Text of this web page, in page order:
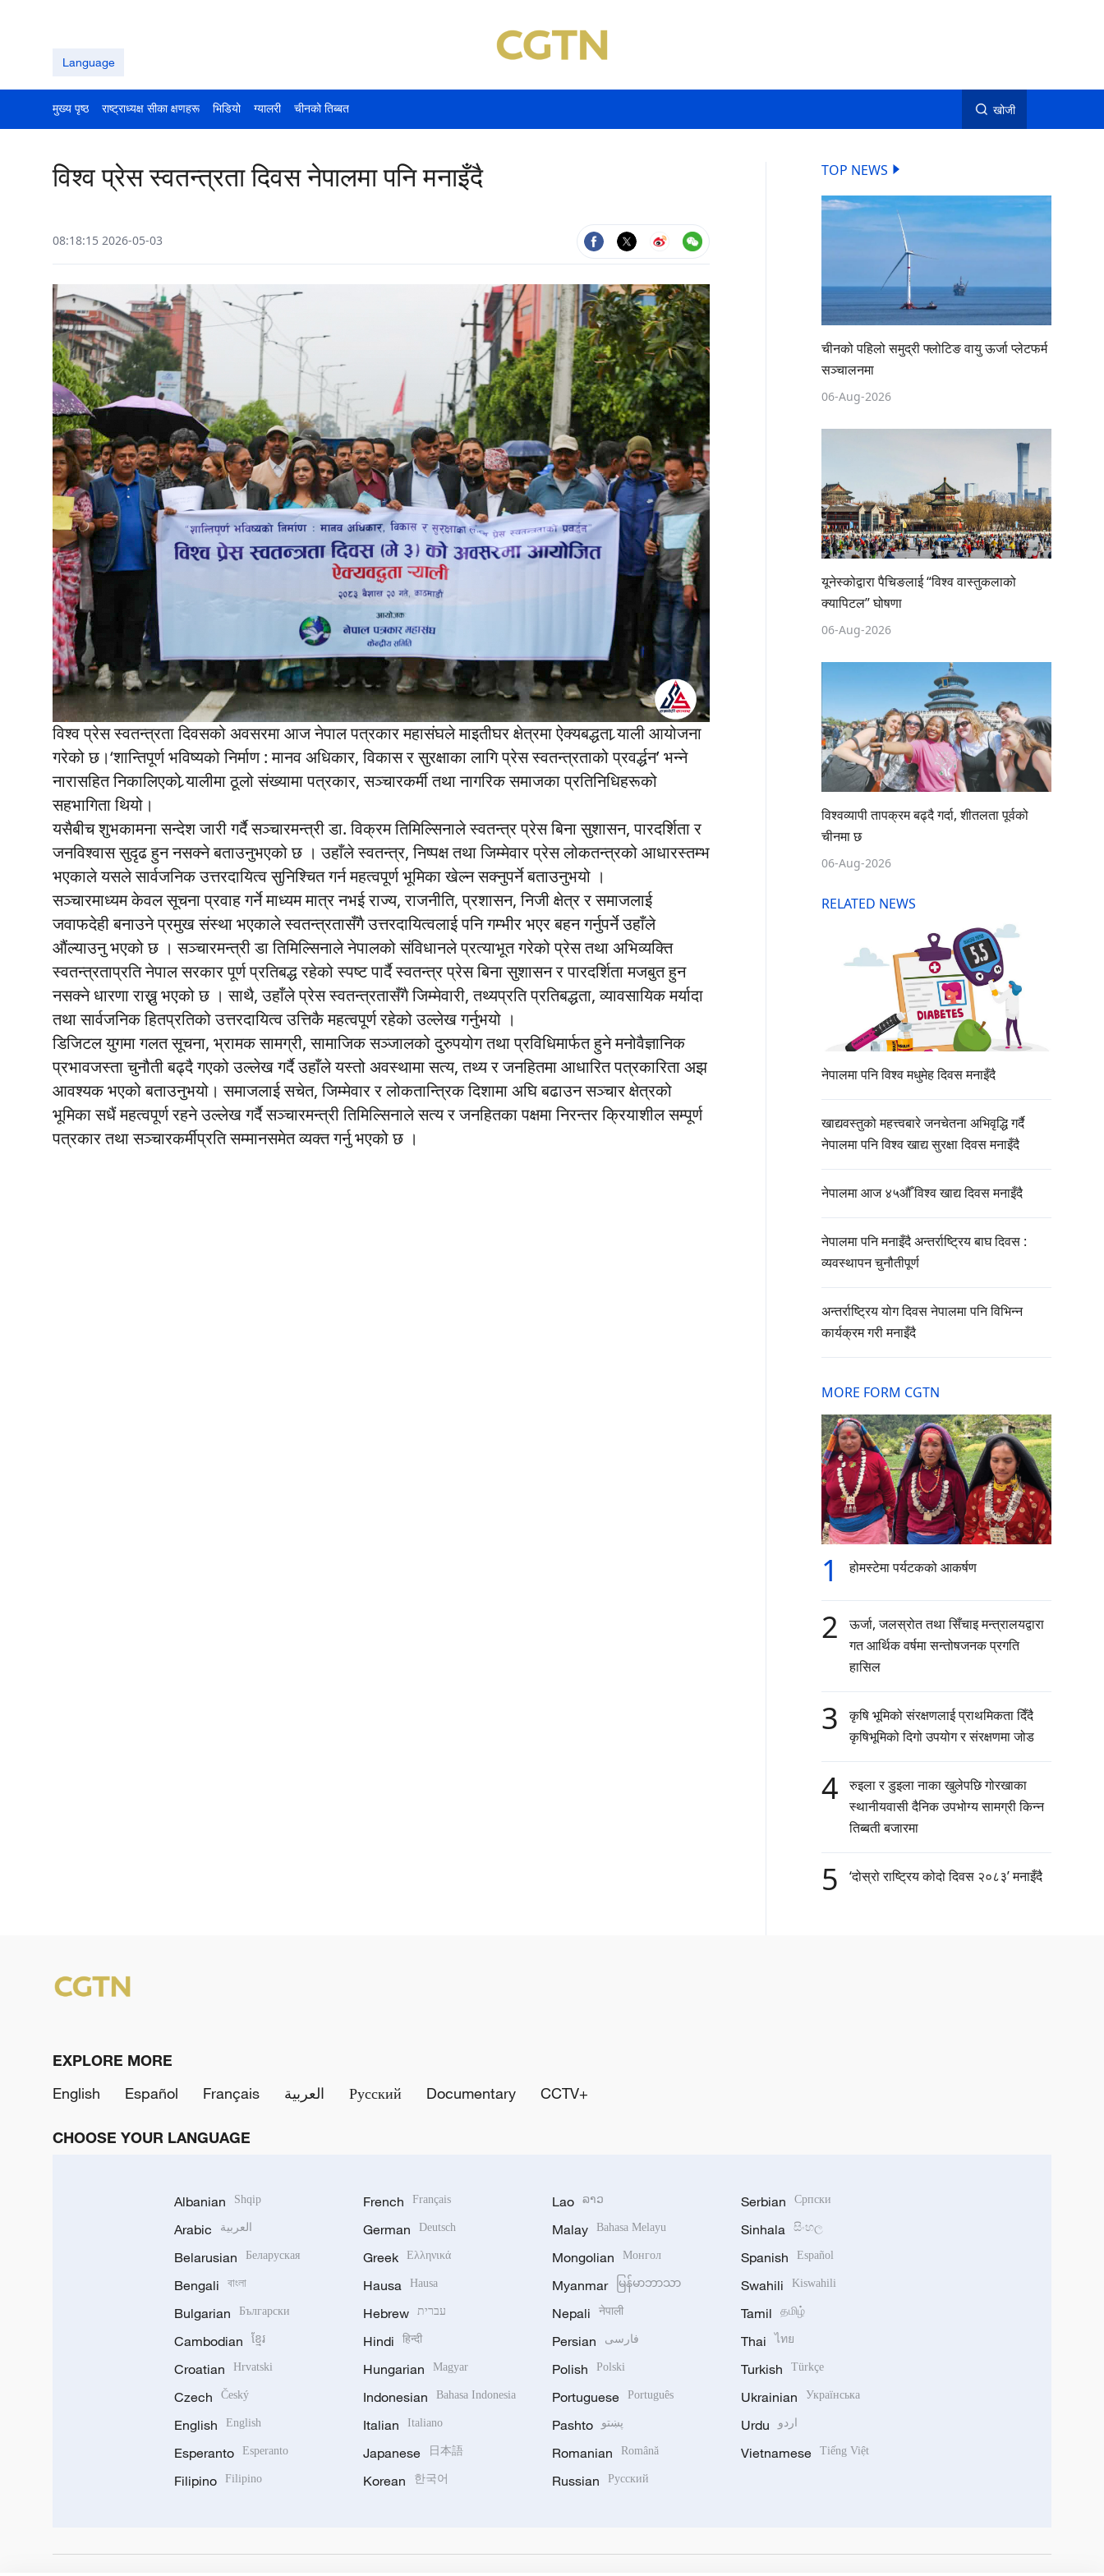
Language
मुख्य पृष्ठ राष्ट्राध्यक्ष सीका क्षणहरू भिडियो ग्यालरी चीनको तिब्बत खोजी
विश्व प्रेस स्वतन्त्रता दिवस नेपालमा पनि मनाइँदै
08:18:15 2026-05-03
विश्व प्रेस स्वतन्त्रता दिवसको अवसरमा आज नेपाल पत्रकार महासंघले माइतीघर क्षेत्रमा ऐक्यबद्धता र्‍याली आयोजना
गरेको छ।‘शान्तिपूर्ण भविष्यको निर्माण : मानव अधिकार, विकास र सुरक्षाका लागि प्रेस स्वतन्त्रताको प्रवर्द्धन’ भन्ने
नारासहित निकालिएको र्‍यालीमा ठूलो संख्यामा पत्रकार, सञ्चारकर्मी तथा नागरिक समाजका प्रतिनिधिहरूको
सहभागिता थियो।
यसैबीच शुभकामना सन्देश जारी गर्दै सञ्चारमन्त्री डा. विक्रम तिमिल्सिनाले स्वतन्त्र प्रेस बिना सुशासन, पारदर्शिता र
जनविश्वास सुदृढ हुन नसक्ने बताउनुभएको छ । उहाँले स्वतन्त्र, निष्पक्ष तथा जिम्मेवार प्रेस लोकतन्त्रको आधारस्तम्भ
भएकाले यसले सार्वजनिक उत्तरदायित्व सुनिश्चित गर्न महत्वपूर्ण भूमिका खेल्न सक्नुपर्ने बताउनुभयो ।
सञ्चारमाध्यम केवल सूचना प्रवाह गर्ने माध्यम मात्र नभई राज्य, राजनीति, प्रशासन, निजी क्षेत्र र समाजलाई
जवाफदेही बनाउने प्रमुख संस्था भएकाले स्वतन्त्रतासँगै उत्तरदायित्वलाई पनि गम्भीर भएर बहन गर्नुपर्ने उहाँले
औंल्याउनु भएको छ । सञ्चारमन्त्री डा तिमिल्सिनाले नेपालको संविधानले प्रत्याभूत गरेको प्रेस तथा अभिव्यक्ति
स्वतन्त्रताप्रति नेपाल सरकार पूर्ण प्रतिबद्ध रहेको स्पष्ट पार्दै स्वतन्त्र प्रेस बिना सुशासन र पारदर्शिता मजबुत हुन
नसक्ने धारणा राख्नु भएको छ । साथै, उहाँले प्रेस स्वतन्त्रतासँगै जिम्मेवारी, तथ्यप्रति प्रतिबद्धता, व्यावसायिक मर्यादा
तथा सार्वजनिक हितप्रतिको उत्तरदायित्व उत्तिकै महत्वपूर्ण रहेको उल्लेख गर्नुभयो ।
डिजिटल युगमा गलत सूचना, भ्रामक सामग्री, सामाजिक सञ्जालको दुरुपयोग तथा प्रविधिमार्फत हुने मनोवैज्ञानिक
प्रभावजस्ता चुनौती बढ्दै गएको उल्लेख गर्दै उहाँले यस्तो अवस्थामा सत्य, तथ्य र जनहितमा आधारित पत्रकारिता अझ
आवश्यक भएको बताउनुभयो। समाजलाई सचेत, जिम्मेवार र लोकतान्त्रिक दिशामा अघि बढाउन सञ्चार क्षेत्रको
भूमिका सधैं महत्वपूर्ण रहने उल्लेख गर्दै सञ्चारमन्त्री तिमिल्सिनाले सत्य र जनहितका पक्षमा निरन्तर क्रियाशील सम्पूर्ण
पत्रकार तथा सञ्चारकर्मीप्रति सम्मानसमेत व्यक्त गर्नु भएको छ ।
TOP NEWS
चीनको पहिलो समुद्री फ्लोटिङ वायु ऊर्जा प्लेटफर्म
सञ्चालनमा
06-Aug-2026
यूनेस्कोद्वारा पैचिङलाई “विश्व वास्तुकलाको
क्यापिटल” घोषणा
06-Aug-2026
विश्वव्यापी तापक्रम बढ्दै गर्दा, शीतलता पूर्वको
चीनमा छ
06-Aug-2026
RELATED NEWS
नेपालमा पनि विश्व मधुमेह दिवस मनाइँदै
खाद्यवस्तुको महत्त्वबारे जनचेतना अभिवृद्धि गर्दै
नेपालमा पनि विश्व खाद्य सुरक्षा दिवस मनाइँदै
नेपालमा आज ४५औँ विश्व खाद्य दिवस मनाइँदै
नेपालमा पनि मनाइँदै अन्तर्राष्ट्रिय बाघ दिवस :
व्यवस्थापन चुनौतीपूर्ण
अन्तर्राष्ट्रिय योग दिवस नेपालमा पनि विभिन्न
कार्यक्रम गरी मनाइँदै
MORE FORM CGTN
1 होमस्टेमा पर्यटकको आकर्षण
2
ऊर्जा, जलस्रोत तथा सिँचाइ मन्त्रालयद्वारा
गत आर्थिक वर्षमा सन्तोषजनक प्रगति
हासिल
3
कृषि भूमिको संरक्षणलाई प्राथमिकता दिँदै
कृषिभूमिको दिगो उपयोग र संरक्षणमा जोड
4
रुइला र डुइला नाका खुलेपछि गोरखाका
स्थानीयवासी दैनिक उपभोग्य सामग्री किन्न
तिब्बती बजारमा
5 ‘दोस्रो राष्ट्रिय कोदो दिवस २०८३’ मनाइँदै
EXPLORE MORE
English
Español Français العربية Русский Documentary CCTV+
CHOOSE YOUR LANGUAGE
Albanian Shqip
Arabic العربية
Belarusian Беларуская
Bengali বাংলা
Bulgarian Български
Cambodian ខ្មែរ
Croatian Hrvatski
Czech Český
English English
Esperanto Esperanto
Filipino Filipino
French Français
German Deutsch
Greek Ελληνικά
Hausa Hausa
Hebrew עברית
Hindi हिन्दी
Hungarian Magyar
Indonesian Bahasa Indonesia
Italian Italiano
Japanese 日本語
Korean 한국어
Lao ລາວ
Malay Bahasa Melayu
Mongolian Монгол
Myanmar မြန်မာဘာသာ
Nepali नेपाली
Persian فارسی
Polish Polski
Portuguese Português
Pashto پښتو
Romanian Română
Russian Русский
Serbian Српски
Sinhala සිංහල
Spanish Español
Swahili Kiswahili
Tamil தமிழ்
Thai ไทย
Turkish Türkçe
Ukrainian Українська
Urdu اردو
Vietnamese Tiếng Việt